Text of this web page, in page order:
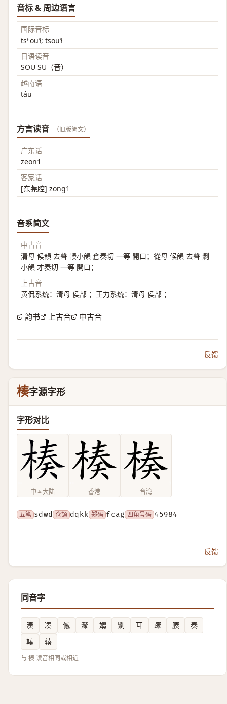
音标 & 周边语言
国际音标
tsʰou˥˧; tsou˥˧
日语读音
SOU SU（音）
越南语
táu
方言读音 （旧版简文）
广东话
zeon1
客家话
[东莞腔] zong1
音系简文
中古音
清母 候韻 去聲 輳小韻 倉奏切 一等 開口；從母 候韻 去聲 㔌
小韻 才奏切 一等 開口；
上古音
黄侃系统：清母 侯部 ；王力系统：清母 侯部 ；
韵书 上古音 中古音
反馈
楱字源字形
字形对比
中国大陆 香港 台湾
五笔 sdwd 仓颉 dqkk 郑码 fcag 四角号码 45984
反馈
同音字
湊 凑 傶 㵵 媰 㔌 㔿 䠫 腠
奏
輳
辏
与 楱 读音相同或相近